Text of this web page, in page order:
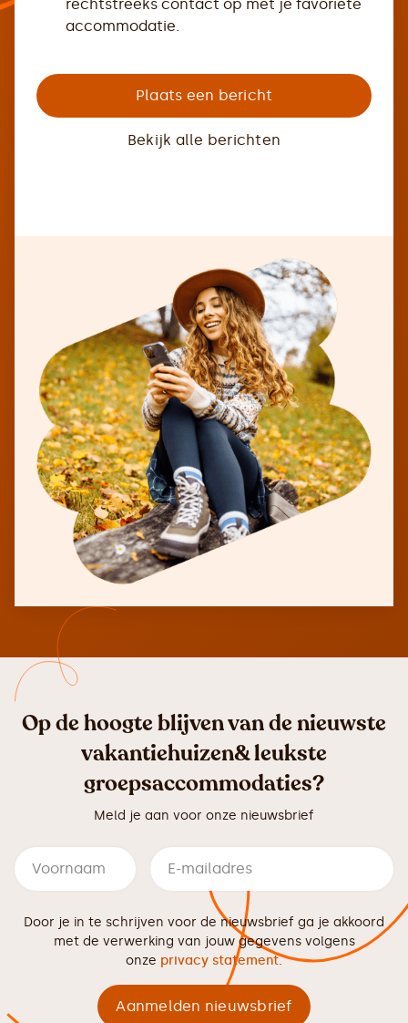
rechtstreeks contact op met je favoriete
accommodatie.
Plaats een bericht
Bekijk alle berichten
Op de hoogte blijven van de nieuwste
vakantiehuizen& leukste
groepsaccommodaties?
Meld je aan voor onze nieuwsbrief
Door je in te schrijven voor de nieuwsbrief ga je akkoord
met de verwerking van jouw gegevens volgens
onze privacy statement.